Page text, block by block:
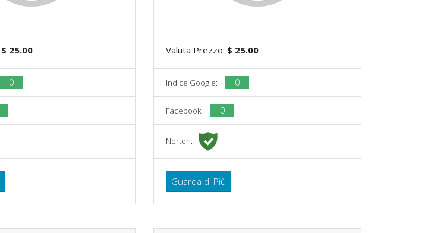
$ 25.00
0
Valuta Prezzo: $ 25.00
Indice Google: 0
Facebook: 0
Norton:
Guarda di Più